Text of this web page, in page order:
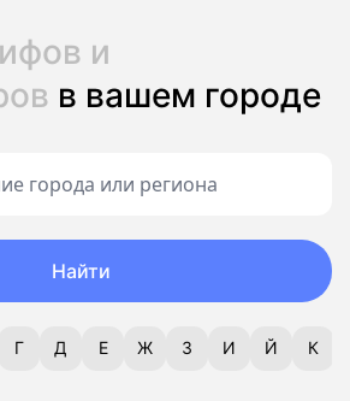
и
в вашем городе
Найти
Г Д Е Ж З И Й К